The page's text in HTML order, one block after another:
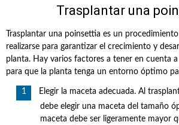
Trasplantar una
Trasplantar una poinsettia es un
realizarse para garantizar el crecimiento y
planta. Hay varios factores a tener en cuenta
para que la planta tenga un entorno óptimo
Elegir la maceta adecuada. Al
debe elegir una maceta del tamaño
maceta debe ser ligeramente mayor